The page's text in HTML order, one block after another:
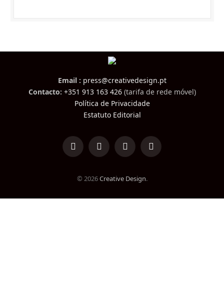
Email : press@creativedesign.pt
Contacto: +351 913 163 426(tarifa de rede móvel)
Política de Privacidade
Estatuto Editorial
LinkedInFacebookInstagramTikTok
© 2026Creative Design.